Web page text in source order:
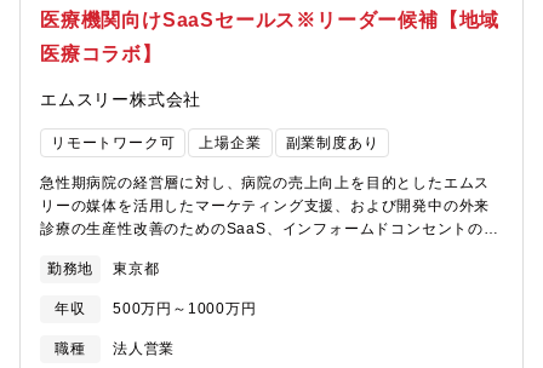
かな未来を提供していくことを目指します。そのために私たち
は、これまで培ってきた技術を磨くとともに、新たな発想で様々
な技術を融合させるなど、さらなる価値提供を追求し、地球的な
視野で人類の課題の解決と夢の実現に取り組みます。【同社につ
いて】・三菱グループの創業者岩崎彌太郎は政府より工部省長崎
造船局を借り受け、長崎造船所と命名して造船事業を開始したこ
とを契機に1884年に創業した同社は発電プラントなどの社会イン
フラ、船舶、航空機などの輸送機器、大型ロケットなどの宇宙機
器に至るまで、エンジニアリングとものづくりのグローバルリー
ダーとして、社会を牽引しております。・直近の2023年度決算で
等いずれも過去最高値であり、NO1重工業メーカーでありながら
クスタイム制度導入、「えるぼし」「くるみん」の各認定等ワー
クライフバランスを整えた働き方が可能です。
との事業化したAIプラットフォーム事業をスピンアウトする形で
22年4月にJVを設立。病院からクリニックまで優良な医療AIサー
ビスをシステム環境の制約を受けることなく利用できる医療AIプ
100万検査のAI解析を実現し、国内最大のAIプラットフォームのポ
ジショニングを築いています。国内外から優良なAIベンダーとア
ライアンスを締結し、日本の臨床ニーズにあった製品を取り揃
とした医療従事者に販売を行います。【身につくスキル・経験】
■0→1の事業開発の実行経験■1→10の事業拡大における全方位的
なビジネス経験■経営レイヤーとの交渉・調整能力■代理店とのア
ライアンス締結、マネジメントスキル■医療・ヘルスケア領域にお
ー・医療機器開発・臨床研究開発スキル【現スタッフの前職・経
に従事し、医療機関向けサービスを提供するDr.JOY取締役COOを
医療機関向けSaaSセールス※リーダー候補【地域
医療コラボ】
エムスリー株式会社
リモートワーク可 上場企業 副業制度あり
急性期病院の経営層に対し、病院の売上向上を目的としたエムス
リーの媒体を活用したマーケティング支援、および開発中の外来
診療の生産性改善のためのSaaS、インフォームドコンセントのデ
の立ち上げフェーズにおいて、主体的に営業戦略を構築し、多角
的なアプローチで新規顧客開拓を推進することで、医療機関の経
営課題解決に貢献いただきます。【具体的な業務内容】■多角的な
アポ獲得とリード育成・アウトバウンド営業：全国の急性期病院
勤務地 東京都
年収 500万円～1000万円
職種
法人営業